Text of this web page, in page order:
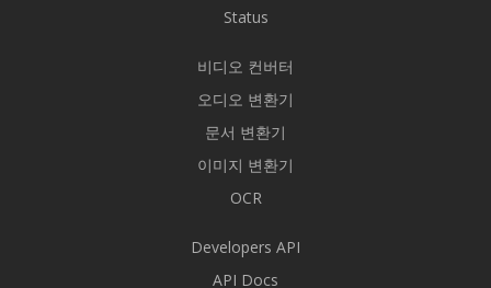
Status
비디오 컨버터
오디오 변환기
문서 변환기
이미지 변환기
OCR
Developers API
API Docs